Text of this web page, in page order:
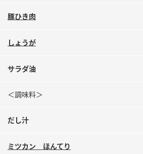
豚ひき肉
しょうが
サラダ油
＜調味料＞
だし汁
ミツカン ほんてり